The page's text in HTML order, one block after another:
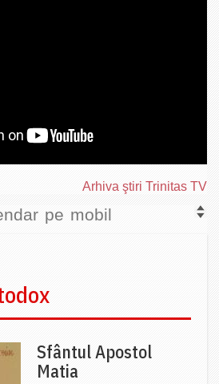
Arhiva ştiri Trinitas TV
pe mobil
Sfântul Apostol
Matia